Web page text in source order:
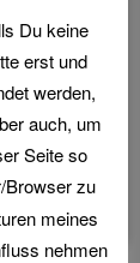
Carmusa
,Fam
Plastik,
Du keine
erst und
werden,
auch, um
Seite so
Browser zu
meines
nehmen